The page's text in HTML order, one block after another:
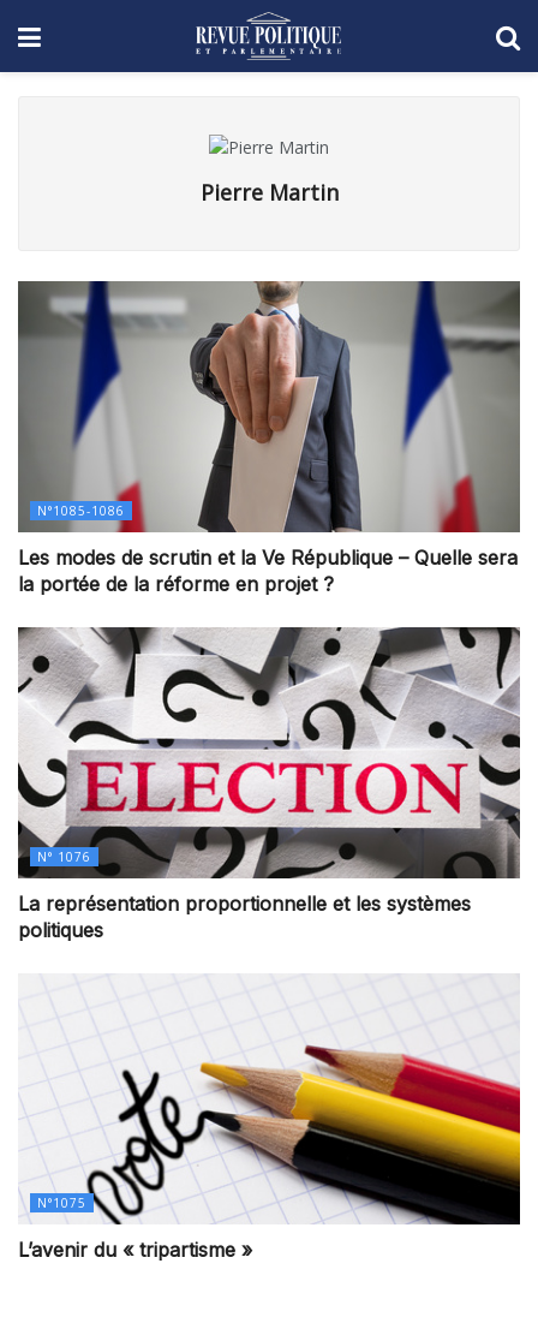
Pierre Martin
N°1085-1086
Les modes de scrutin et la Ve République – Quelle sera
la portée de la réforme en projet ?
N° 1076
La représentation proportionnelle et les systèmes
politiques
N°1075
L’avenir du « tripartisme »